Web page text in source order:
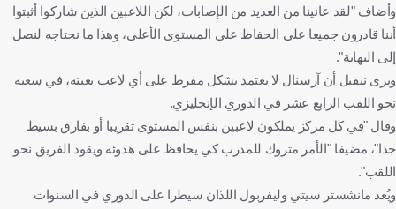
وأضاف "لقد عانينا من العديد من الإصابات، لكن اللاعبين الذين شاركوا أثبتوا
أننا قادرون جميعا على الحفاظ على المستوى الأعلى، وهذا ما نحتاجه لنصل
إلى النهاية".
ويرى نيفيل أن آرسنال لا يعتمد بشكل مفرط على أي لاعب بعينه، في سعيه
نحو اللقب الرابع عشر في الدوري الإنجليزي.
وقال "في كل مركز يملكون لاعبين بنفس المستوى تقريبا أو بفارق بسيط
جدا"، مضيفا "الأمر متروك للمدرب كي يحافظ على هدوئه ويقود الفريق نحو
اللقب".
ويُعد مانشستر سيتي وليفربول اللذان سيطرا على الدوري في السنوات